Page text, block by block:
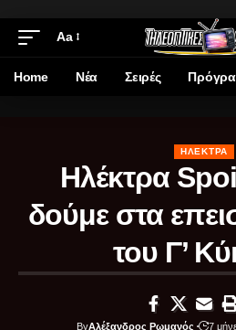
Aa
Home Νέα Σειρές
ΗΛΈΚΤΡΑ
Ηλέκτρα
δούμε στα
του Γ’
ByΑλέξανδρος Ρωμανός 7